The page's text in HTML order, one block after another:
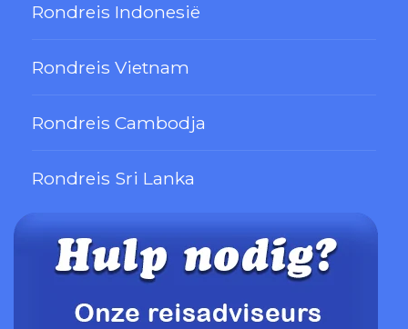
Rondreis Indonesië
Rondreis Vietnam
Rondreis Cambodja
Rondreis Sri Lanka